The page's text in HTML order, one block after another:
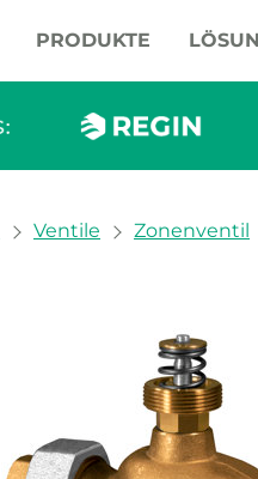
PRODUKTE
Ventile Zonenventil